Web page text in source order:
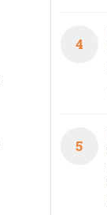
4
5